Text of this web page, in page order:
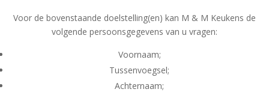
Voor de bovenstaande doelstelling(en) kan M & M Keukens de
volgende persoonsgegevens van u vragen:
Voornaam;
Tussenvoegsel;
Achternaam;